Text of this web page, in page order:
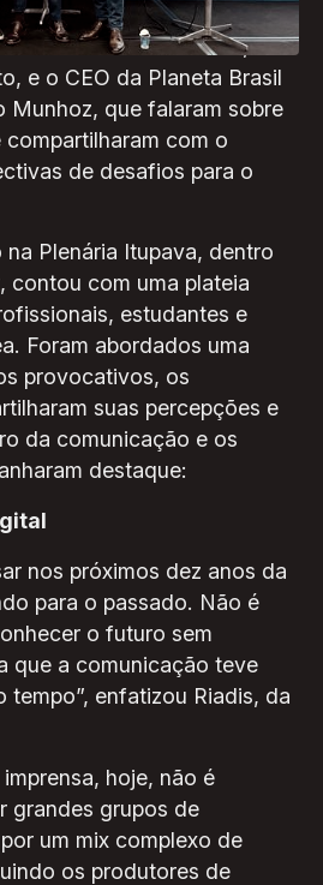
nomes contou também
CEO da Tailor Media,
e o CEO da Planeta Brasil
Munhoz, que falaram sobre
com o
de desafios para o
Plenária Itupava, dentro
contou com uma plateia
estudantes e
Foram abordados uma
provocativos, os
suas percepções e
da comunicação e os
destaque:
nos próximos dez anos da
para o passado. Não é
o futuro sem
que a comunicação teve
tempo”, enfatizou Riadis, da
hoje, não é
grandes grupos de
um mix complexo de
os produtores de